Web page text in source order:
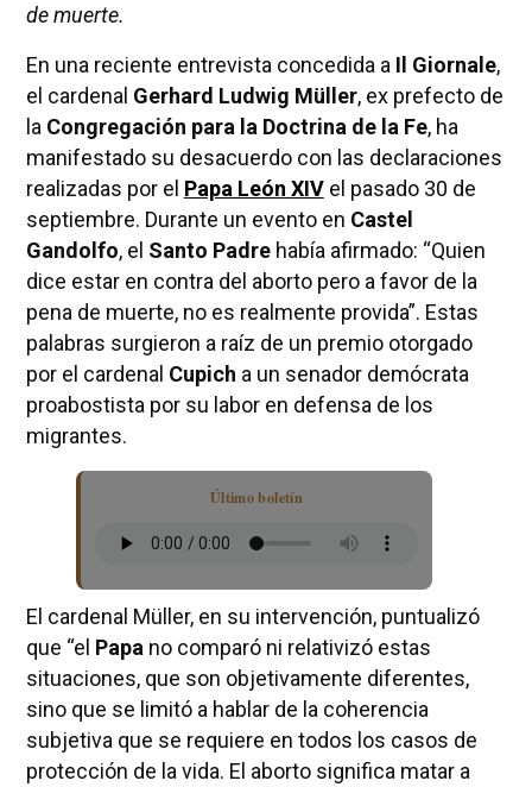
de muerte.
En una reciente entrevista concedida a Il Giornale,
el cardenal Gerhard Ludwig Müller, ex prefecto de
la Congregación para la Doctrina de la Fe, ha
manifestado su desacuerdo con las declaraciones
realizadas por el Papa León XIVel pasado 30 de
septiembre. Durante un evento en Castel
Gandolfo, el Santo Padrehabía afirmado: “Quien
dice estar en contra del aborto pero a favor de la
pena de muerte, no es realmente provida”. Estas
palabras surgieron a raíz de un premio otorgado
por el cardenal Cupich a un senador demócrata
proabostista por su labor en defensa de los
migrantes.
Último boletín
El cardenal Müller, en su intervención, puntualizó
que “el Papa no comparó ni relativizó estas
situaciones, que son objetivamente diferentes,
sino que se limitó a hablar de la coherencia
subjetiva que se requiere en todos los casos de
protección de la vida. El aborto significa matar a